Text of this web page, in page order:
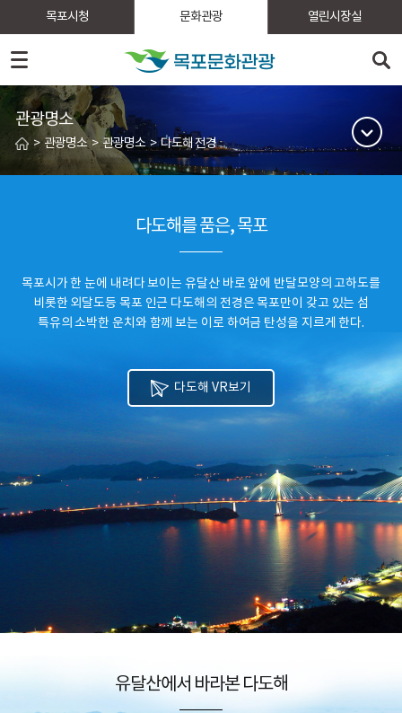
목포시청 문화관광 열린시장실
관광명소
> 관광명소 > 관광명소 >다도해 전경
다도해를 품은, 목포
목포시가 한 눈에 내려다 보이는 유달산 바로 앞에 반달모양의 고하도를
비롯한 외달도등 목포 인근 다도해의 전경은 목포만이 갖고 있는 섬
특유의 소박한 운치와 함께 보는 이로 하여금 탄성을 지르게 한다.
다도해 VR보기
유달산에서 바라본 다도해